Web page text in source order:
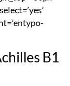
B1